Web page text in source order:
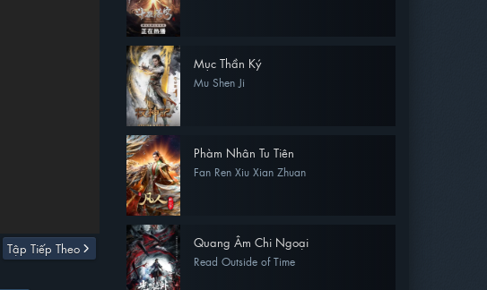
Tập Tiếp Theo
Mục Thần Ký
Mu Shen Ji
Phàm Nhân Tu Tiên
Fan Ren Xiu Xian Zhuan
Quang Âm Chi Ngoại
Read Outside of Time